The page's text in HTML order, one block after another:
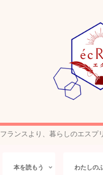
フランスより、暮らしのエスプ
本を読もう わたしの